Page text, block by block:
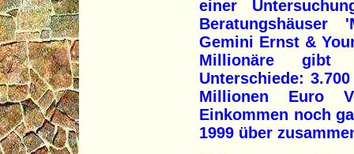
einer
Gemini Ernst &
Millionäre gibt
Unterschiede:
Millionen Euro
Einkommen noch
1999 über